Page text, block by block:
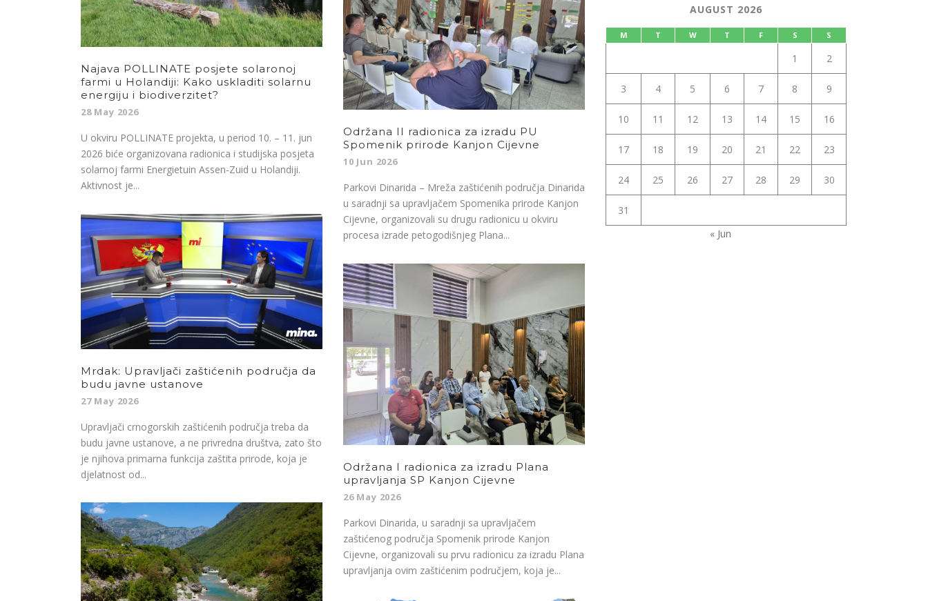
Održana II radionica za izradu PU
Spomenik prirode Kanjon Cijevne
10 Jun 2026
Parkovi Dinarida – Mreža zaštićenih područja Dinarida
u saradnji sa upravljačem Spomenika prirode Kanjon
Cijevne, organizovali su drugu radionicu u okviru
procesa izrade petogodišnjeg Plana...
Najava POLLINATE posjete solaronoj
farmi u Holandiji: Kako uskladiti solarnu
energiju i biodiverzitet?
28 May 2026
U okviru POLLINATE projekta, u period 10. – 11. jun
2026 biće organizovana radionica i studijska posjeta
solarnoj farmi Energietuin Assen-Zuid u Holandiji.
Aktivnost je...
Mrdak: Upravljači zaštićenih područja da
budu javne ustanove
27 May 2026
Upravljači crnogorskih zaštićenih područja treba da
budu javne ustanove, a ne privredna društva, zato što
je njihova primarna funkcija zaštita prirode, koja je
djelatnost od...
Održana I radionica za izradu Plana
upravljanja SP Kanjon Cijevne
26 May 2026
Parkovi Dinarida, u saradnji sa upravljačem
zaštićenog područja Spomenik prirode Kanjon
Cijevne, organizovali su prvu radionicu za izradu Plana
upravljanja ovim zaštićenim područjem, koja je...
AUGUST 2026
M T W T F S S
1 2
3 4 5 6 7 8 9
10 11 12 13 14 15 16
17 18 19 20 21 22 23
24 25 26 27 28 29 30
31
« Jun